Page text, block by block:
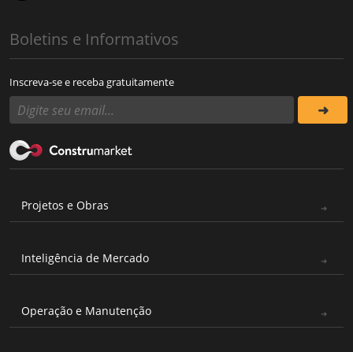
Boletins e Informativos
Inscreva-se e receba gratuitamente
Projetos e Obras
Inteligência de Mercado
Operação e Manutenção